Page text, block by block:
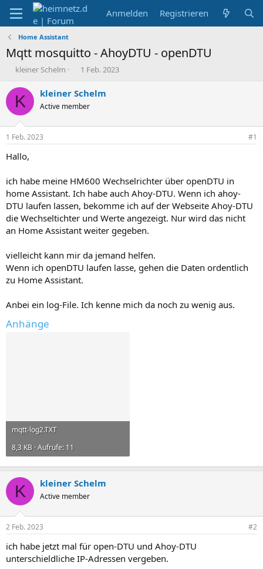
Anmelden Registrieren
Home Assistant
Mqtt mosquitto - AhoyDTU - openDTU
E
s
l
e
r
kleiner Schelm
E
s
e
t
1 Feb. 2023
K kleiner Schelm
Active member
1 Feb. 2023 #1
Hallo,
ich habe meine HM600 Wechselrichter über openDTU in
home Assistant. Ich habe auch Ahoy-DTU. Wenn ich ahoy-
DTU laufen lassen, bekomme ich auf der Webseite Ahoy-DTU
die Wechseltichter und Werte angezeigt. Nur wird das nicht
an Home Assistant weiter gegeben.
vielleicht kann mir da jemand helfen.
Wenn ich openDTU laufen lasse, gehen die Daten ordentlich
zu Home Assistant.
Anbei ein log-File. Ich kenne mich da noch zu wenig aus.
Anhänge
mqtt-log2.TXT
8,3 KB · Aufrufe: 11
K kleiner Schelm
Active member
2 Feb. 2023 #2
ich habe jetzt mal für open-DTU und Ahoy-DTU
unterschieldliche IP-Adressen vergeben.